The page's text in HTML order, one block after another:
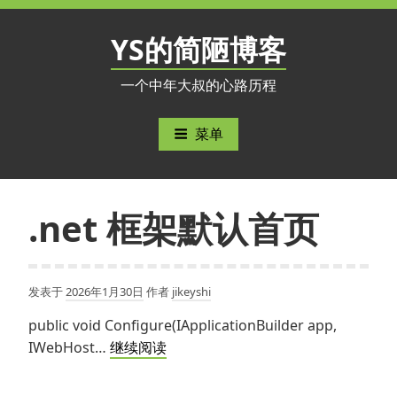
跳
YS的简陋博客
一个中年大叔的心路历程
菜单
.net 框架默认首页
发表于2026年1月30日 作者 jikeyshi
public void Configure(IApplicationBuilder app,
IWebHost… 继续阅读.net